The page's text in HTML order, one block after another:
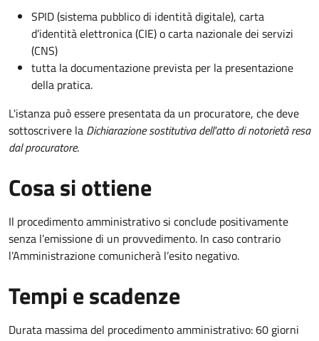
SPID (sistema pubblico di identità digitale), carta
d’identità elettronica (CIE) o carta nazionale dei servizi
(CNS)
tutta la documentazione prevista per la presentazione
della pratica.
L'istanza può essere presentata da un procuratore, che deve
sottoscrivere la Dichiarazione sostitutiva dell'atto di notorietà resa
dal procuratore.
Cosa si ottiene
Il procedimento amministrativo si conclude positivamente
senza l’emissione di un provvedimento. In caso contrario
l’Amministrazione comunicherà l’esito negativo.
Tempi e scadenze
Durata massima del procedimento amministrativo: 60 giorni